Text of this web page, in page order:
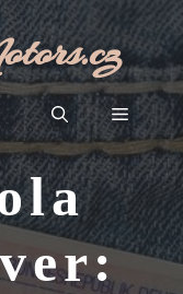
Menu